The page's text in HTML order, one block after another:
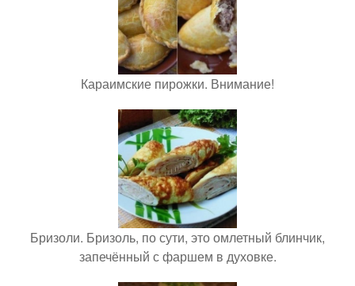
Караимские пирожки. Внимание!
Бризоли. Бризоль, по сути, это омлетный блинчик,
запечённый с фаршем в духовке.